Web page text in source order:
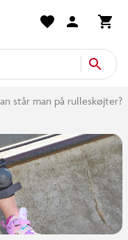
står man på rulleskøjter?